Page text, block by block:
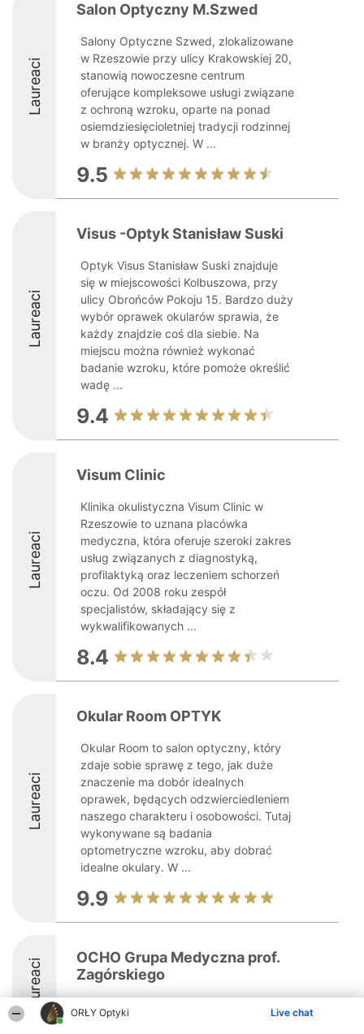
ORŁY Optyki Live chat
Laureaci
Salon Optyczny M.Szwed
Salony Optyczne Szwed, zlokalizowane
w Rzeszowie przy ulicy Krakowskiej 20,
stanowią nowoczesne centrum
oferujące kompleksowe usługi związane
z ochroną wzroku, oparte na ponad
osiemdziesięcioletniej tradycji rodzinnej
w branży optycznej. W ...
9.5
Laureaci
Visus -Optyk Stanisław Suski
Optyk Visus Stanisław Suski znajduje
się w miejscowości Kolbuszowa, przy
ulicy Obrońców Pokoju 15. Bardzo duży
wybór oprawek okularów sprawia, że
każdy znajdzie coś dla siebie. Na
miejscu można również wykonać
badanie wzroku, które pomoże określić
wadę ...
9.4
Laureaci
Visum Clinic
Klinika okulistyczna Visum Clinic w
Rzeszowie to uznana placówka
medyczna, która oferuje szeroki zakres
usług związanych z diagnostyką,
profilaktyką oraz leczeniem schorzeń
oczu. Od 2008 roku zespół
specjalistów, składający się z
wykwalifikowanych ...
8.4
Laureaci
Okular Room OPTYK
Okular Room to salon optyczny, który
zdaje sobie sprawę z tego, jak duże
znaczenie ma dobór idealnych
oprawek, będących odzwierciedleniem
naszego charakteru i osobowości. Tutaj
wykonywane są badania
optometryczne wzroku, aby dobrać
idealne okulary. W ...
9.9
Laureaci
OCHO Grupa Medyczna prof.
Zagórskiego